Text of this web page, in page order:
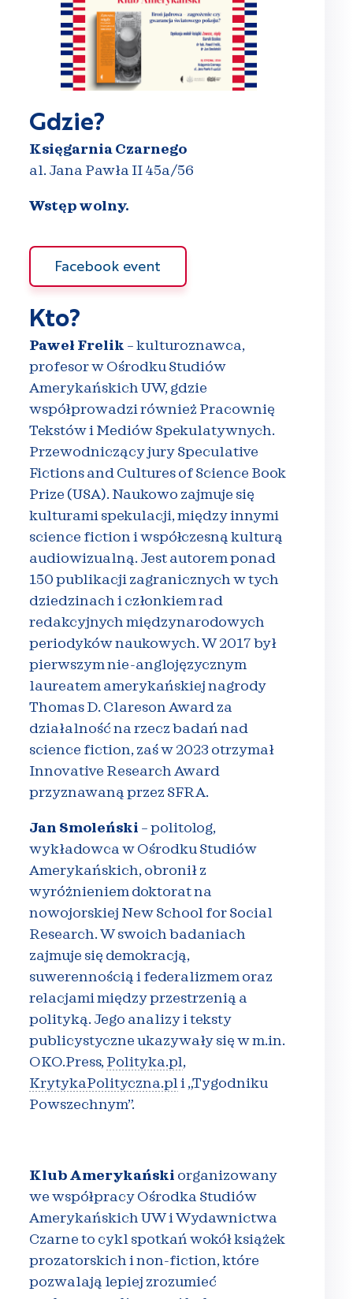
Gdzie?
Księgarnia Czarnego
al. Jana Pawła II 45a/56
Wstęp wolny.
Facebook event
Kto?
Paweł Frelik – kulturoznawca,
profesor w Ośrodku Studiów
Amerykańskich UW, gdzie
współprowadzi również Pracownię
Tekstów i Mediów Spekulatywnych.
Przewodniczący jury Speculative
Fictions and Cultures of Science Book
Prize (USA). Naukowo zajmuje się
kulturami spekulacji, między innymi
science fiction i współczesną kulturą
audiowizualną. Jest autorem ponad
150 publikacji zagranicznych w tych
dziedzinach i członkiem rad
redakcyjnych międzynarodowych
periodyków naukowych. W 2017 był
pierwszym nie-anglojęzycznym
laureatem amerykańskiej nagrody
Thomas D. Clareson Award za
działalność na rzecz badań nad
science fiction, zaś w 2023 otrzymał
Innovative Research Award
przyznawaną przez SFRA.
Jan Smoleński – politolog,
wykładowca w Ośrodku Studiów
Amerykańskich, obronił z
wyróżnieniem doktorat na
nowojorskiej New School for Social
Research. W swoich badaniach
zajmuje się demokracją,
suwerennością i federalizmem oraz
relacjami między przestrzenią a
polityką. Jego analizy i teksty
publicystyczne ukazywały się w m.in.
OKO.Press, Polityka.pl,
KrytykaPolityczna.pli „Tygodniku
Powszechnym”.
Klub Amerykański organizowany
we współpracy Ośrodka Studiów
Amerykańskich UW i Wydawnictwa
Czarne to cykl spotkań wokół książek
prozatorskich i non-fiction, które
pozwalają lepiej zrozumieć